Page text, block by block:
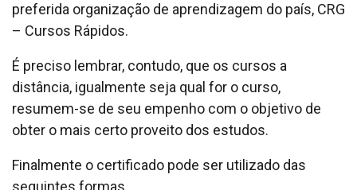
preferida organização de aprendizagem do país, CRG
– Cursos Rápidos.
É preciso lembrar, contudo, que os cursos a
distância, igualmente seja qual for o curso,
resumem-se de seu empenho com o objetivo de
obter o mais certo proveito dos estudos.
Finalmente o certificado pode ser utilizado das
seguintes formas